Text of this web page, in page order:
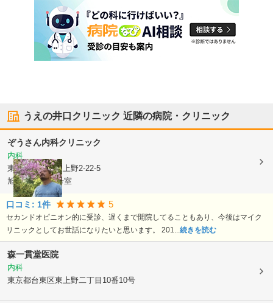
うえの井口クリニック 近隣の病院・クリニック
ぞうさん内科クリニック
内科
東京都台東区東上野2-22-5
旭ビル1階101号室
口コミ: 1件 5
セカンドオピニオン的に受診、遅くまで開院してることもあり、今後はマイク
リニックとしてお世話になりたいと思います。 201... 続きを読む
森一貫堂医院
内科
東京都台東区東上野二丁目10番10号